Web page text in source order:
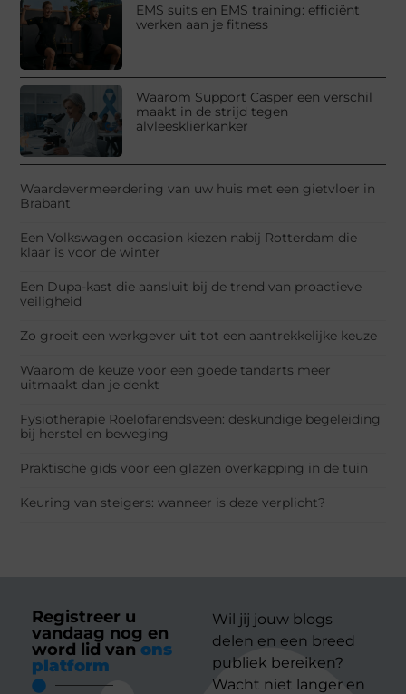
EMS suits en EMS training: efficiënt
werken aan je fitness
Waarom Support Casper een verschil
maakt in de strijd tegen
alvleesklierkanker
Waardevermeerdering van uw huis met een gietvloer in
Brabant
Een Volkswagen occasion kiezen nabij Rotterdam die
klaar is voor de winter
Een Dupa-kast die aansluit bij de trend van proactieve
veiligheid
Zo groeit een werkgever uit tot een aantrekkelijke keuze
Waarom de keuze voor een goede tandarts meer
uitmaakt dan je denkt
Fysiotherapie Roelofarendsveen: deskundige begeleiding
bij herstel en beweging
Praktische gids voor een glazen overkapping in de tuin
Keuring van steigers: wanneer is deze verplicht?
Registreer u
vandaag nog en
word lid van ons
platform
Wil jij jouw blogs
delen en een breed
publiek bereiken?
Wacht niet langer en